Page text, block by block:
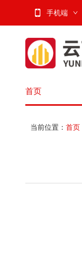
手机端
首页
当前位置： 首页